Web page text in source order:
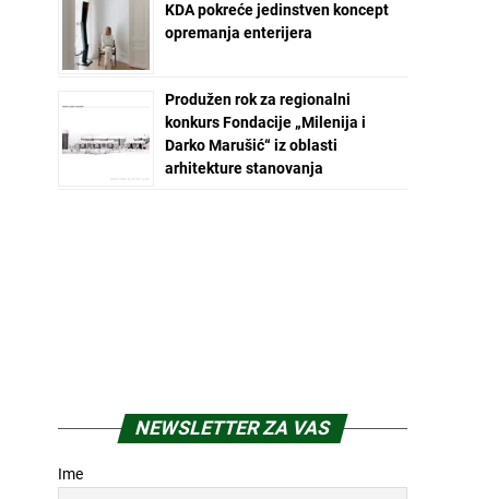
KDA pokreće jedinstven koncept
opremanja enterijera
Produžen rok za regionalni
konkurs Fondacije „Milenija i
Darko Marušić“ iz oblasti
arhitekture stanovanja
NEWSLETTER ZA VAS
Ime